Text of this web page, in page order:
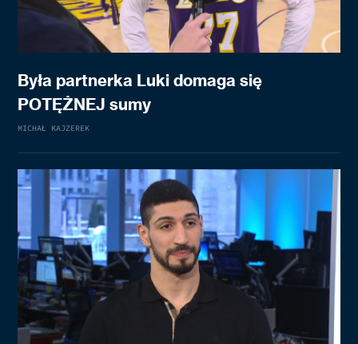
Była partnerka Luki domaga się
POTĘŻNEJ sumy
MICHAŁ KAJZEREK